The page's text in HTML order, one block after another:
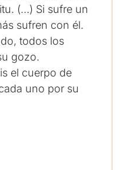
(…) Si sufre un
sufren con él.
todos los
gozo.
el cuerpo de
uno por su